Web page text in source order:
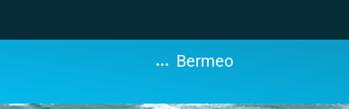
... Bermeo